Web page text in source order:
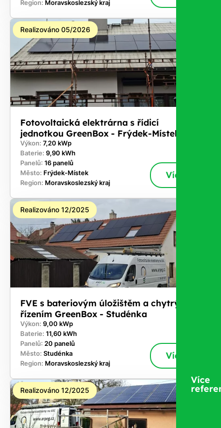
Region: Moravskoslezský kraj
Realizováno 05/2026
Fotovoltaická elektrárna s řídicí
jednotkou GreenBox - Frýdek-Místek
Výkon: 7,20 kWp
Baterie: 9,90 kWh
Panelů: 16 panelů
Město: Frýdek-Místek
Region: Moravskoslezský kraj
Více
Realizováno 12/2025
FVE s bateriovým úložištěm a chytrým
řízením GreenBox - Studénka
Výkon: 9,00 kWp
Baterie: 11,60 kWh
Panelů: 20 panelů
Město: Studénka
Region: Moravskoslezský kraj
Více
Realizováno 12/2025
Více